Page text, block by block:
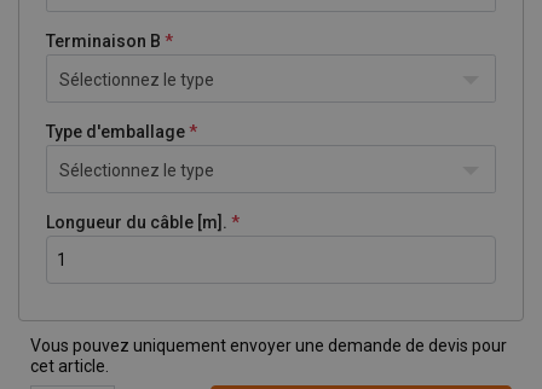
Terminaison B
Sélectionnez le type
Type d'emballage
Sélectionnez le type
Longueur du câble [m].
Vous pouvez uniquement envoyer une demande de devis pour
cet article.